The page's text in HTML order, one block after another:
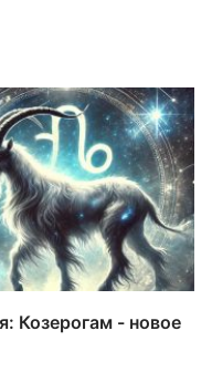
Козерогам - новое